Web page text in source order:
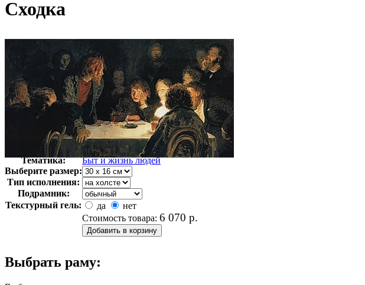
Сходка
Автор:
Репин Илья
Арт-стиль
Русская живопись XIX века
Тематика:
Быт и жизнь людей
Выберите размер:
Тип исполнения:
Подрамник:
Текстурный гель:
да
нет
Стоимость товара: 6 070 р.
Выбрать раму: